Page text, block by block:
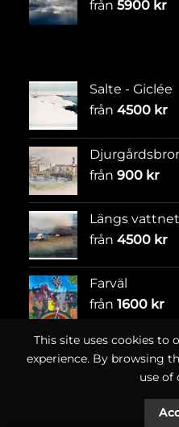
från 5900 kr
Salte - Giclée
från 4500 kr
från 900 kr
Längs
från 4500 kr
Farväl
från 1600 kr
This site uses cookies to
experience. By browsing
use of